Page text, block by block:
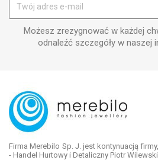
Możesz zrezygnować w każdej
odnaleźć szczegóły w naszej
Firma Merebilo Sp. J. jest kontynuacją
- Handel Hurtowy i Detaliczny Piotr Wilewski.